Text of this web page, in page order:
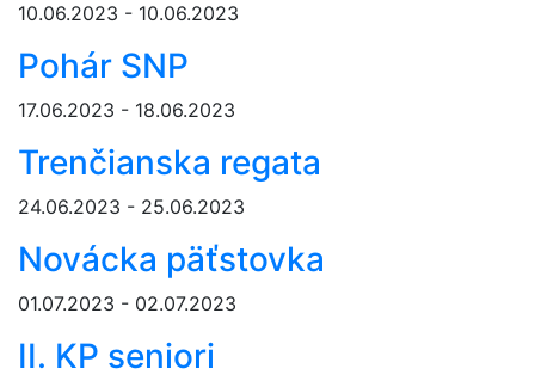
10.06.2023 - 10.06.2023
Pohár SNP
17.06.2023 - 18.06.2023
Trenčianska regata
24.06.2023 - 25.06.2023
Novácka päťstovka
01.07.2023 - 02.07.2023
II. KP seniori